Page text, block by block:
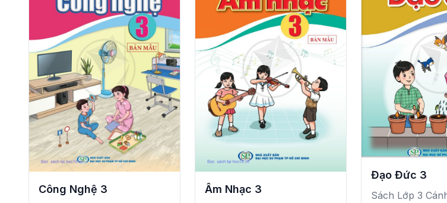
Công Nghệ 3 Âm Nhạc 3
Đạo Đức 3
Sách Lớp 3